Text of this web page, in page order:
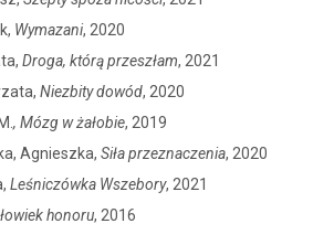
Wymazani, 2020
Droga, którą przeszłam, 2021
Niezbity dowód, 2020
, Mózg w żałobie, 2019
Agnieszka, Siła przeznaczenia, 2020
Leśniczówka Wszebory, 2021
honoru, 2016